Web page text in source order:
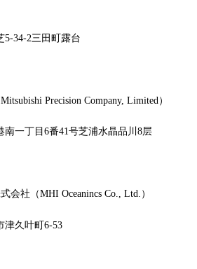
5-34-2三田町露台
Precision Company, Limited）
一丁目6番41号芝浦水晶品川8层
会社（MHI Oceanincs Co., Ltd.）
津久叶町6-53